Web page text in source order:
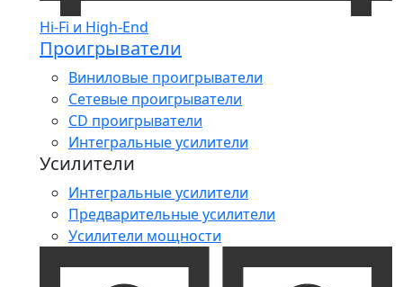
Hi-Fi и High-End
Проигрыватели
Виниловые проигрыватели
Сетевые проигрыватели
CD проигрыватели
Интегральные усилители
Усилители
Интегральные усилители
Предварительные усилители
Усилители мощности